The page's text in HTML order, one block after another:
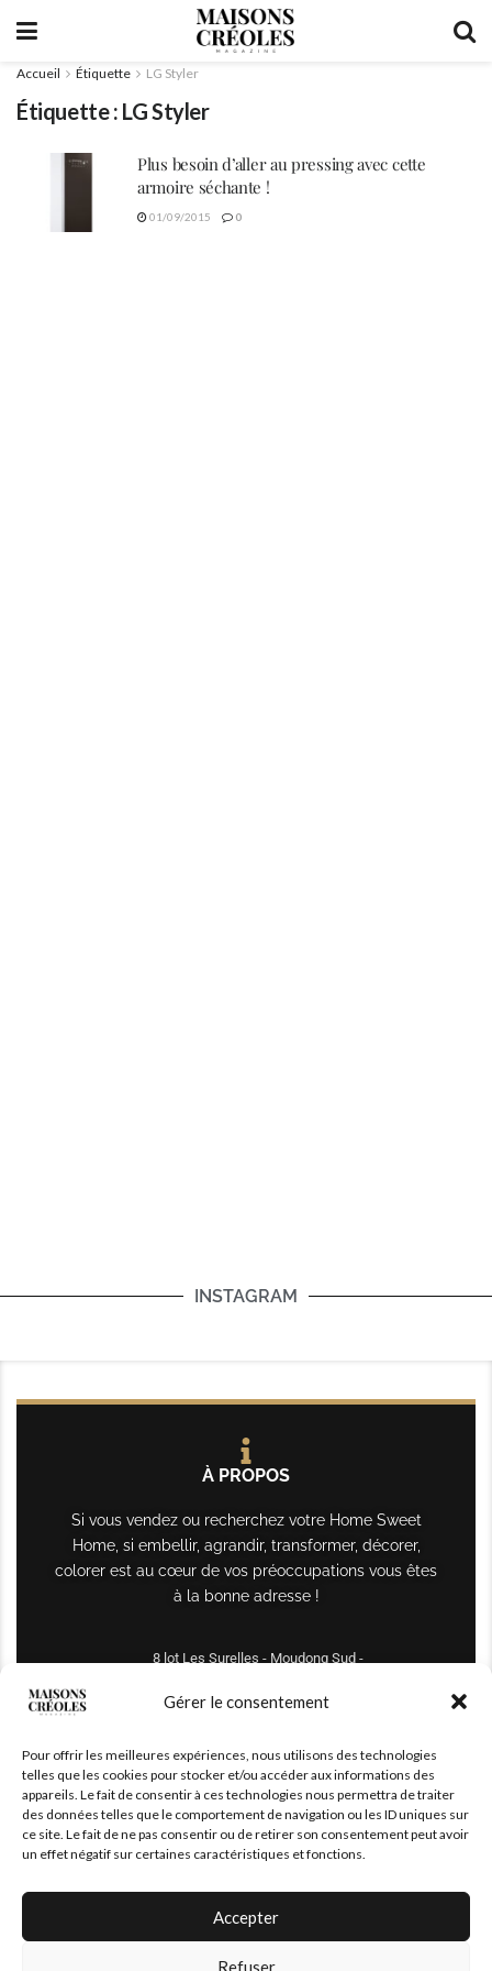
Gérer le consentement
Pour offrir les meilleures expériences, nous utilisons des technologies
telles que les cookies pour stocker et/ou accéder aux informations des
appareils. Le fait de consentir à ces technologies nous permettra de traiter
des données telles que le comportement de navigation ou les ID uniques sur
ce site. Le fait de ne pas consentir ou de retirer son consentement peut avoir
un effet négatif sur certaines caractéristiques et fonctions.
Accepter
Refuser
Accueil Étiquette LG Styler
Étiquette : LG Styler
Plus besoin d’aller au pressing avec cette
armoire séchante !
01/09/2015 0
INSTAGRAM
À PROPOS
Si vous vendez ou recherchez votre Home Sweet
Home, si embellir, agrandir, transformer, décorer,
colorer est au cœur de vos préoccupations vous êtes
à la bonne adresse !
8 lot Les Surelles - Moudong Sud -
maisonscreoles.immo@gmail.com